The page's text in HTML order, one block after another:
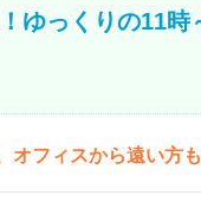
ゆっくりの11時
フィスから遠い方も